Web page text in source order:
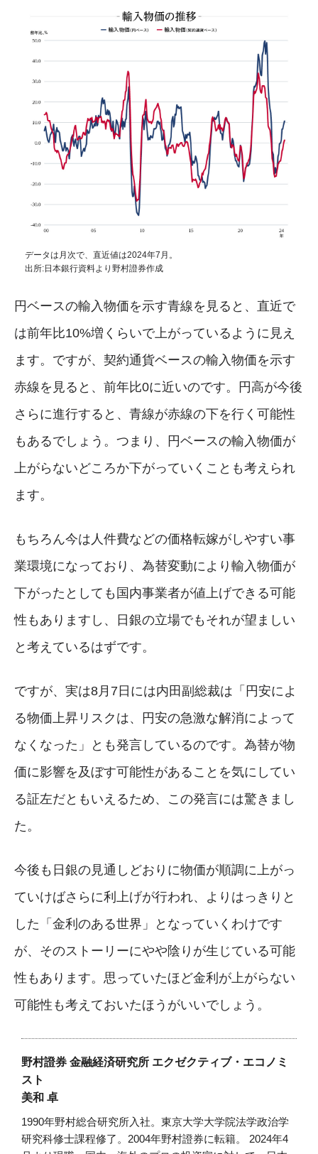
データは月次で、直近値は2024年7月。
出所:日本銀行資料より野村證券作成
円ベースの輸入物価を示す青線を見ると、直近で
は前年比10%増くらいで上がっているように見え
ます。ですが、契約通貨ベースの輸入物価を示す
赤線を見ると、前年比0に近いのです。円高が今後
さらに進行すると、青線が赤線の下を行く可能性
もあるでしょう。つまり、円ベースの輸入物価が
上がらないどころか下がっていくことも考えられ
ます。
もちろん今は人件費などの価格転嫁がしやすい事
業環境になっており、為替変動により輸入物価が
下がったとしても国内事業者が値上げできる可能
性もありますし、日銀の立場でもそれが望ましい
と考えているはずです。
ですが、実は8月7日には内田副総裁は「円安によ
る物価上昇リスクは、円安の急激な解消によって
なくなった」とも発言しているのです。為替が物
価に影響を及ぼす可能性があることを気にしてい
る証左だともいえるため、この発言には驚きまし
た。
今後も日銀の見通しどおりに物価が順調に上がっ
ていけばさらに利上げが行われ、よりはっきりと
した「金利のある世界」となっていくわけです
が、そのストーリーにやや陰りが生じている可能
性もあります。思っていたほど金利が上がらない
可能性も考えておいたほうがいいでしょう。
野村證券 金融経済研究所 エクゼクティブ・エコノミ
スト
美和 卓
1990年野村総合研究所入社。東京大学大学院法学政治学
研究科修士課程修了。2004年野村證券に転籍。 2024年4